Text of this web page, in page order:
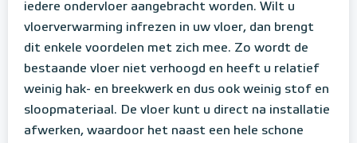
iedere ondervloer aangebracht worden. Wilt u
vloerverwarming infrezen in uw vloer, dan brengt
dit enkele voordelen met zich mee. Zo wordt de
bestaande vloer niet verhoogd en heeft u relatief
weinig hak- en breekwerk en dus ook weinig stof en
sloopmateriaal. De vloer kunt u direct na installatie
afwerken, waardoor het naast een hele schone